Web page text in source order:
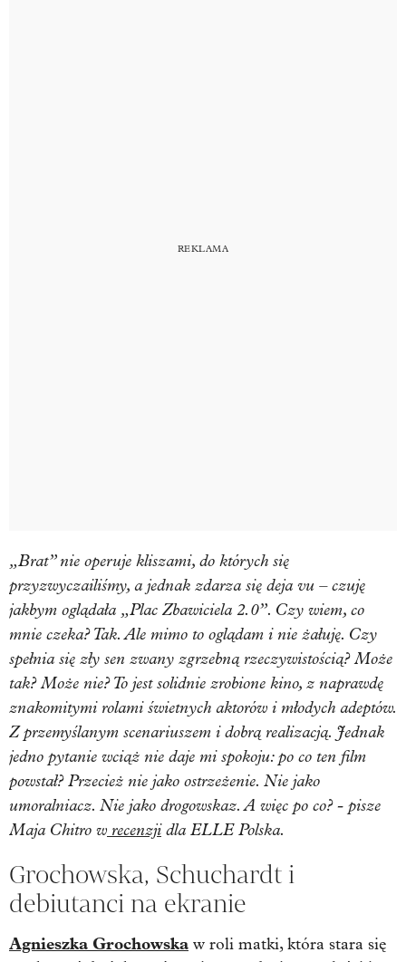
„Brat” nie operuje kliszami, do których się
przyzwyczailiśmy, a jednak zdarza się deja vu – czuję
jakbym oglądała „Plac Zbawiciela 2.0”. Czy wiem, co
mnie czeka? Tak. Ale mimo to oglądam i nie żałuję. Czy
spełnia się zły sen zwany zgrzebną rzeczywistością? Może
tak? Może nie? To jest solidnie zrobione kino, z naprawdę
znakomitymi rolami świetnych aktorów i młodych adeptów.
Z przemyślanym scenariuszem i dobrą realizacją. Jednak
jedno pytanie wciąż nie daje mi spokoju: po co ten film
powstał? Przecież nie jako ostrzeżenie. Nie jako
umoralniacz. Nie jako drogowskaz. A więc po co? - pisze
Maja Chitro w recenzjidla ELLE Polska.
Grochowska, Schuchardt i
debiutanci na ekranie
Agnieszka Grochowska w roli matki, która stara się